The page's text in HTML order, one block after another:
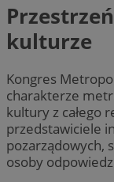
kulturze
Kongres
charakterze
kultury z całego
przedstawiciele
pozarządowych,
osoby